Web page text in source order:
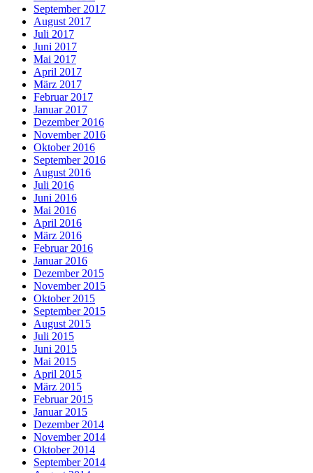
September 2017
August 2017
Juli 2017
Juni 2017
Mai 2017
April 2017
März 2017
Februar 2017
Januar 2017
Dezember 2016
November 2016
Oktober 2016
September 2016
August 2016
Juli 2016
Juni 2016
Mai 2016
April 2016
März 2016
Februar 2016
Januar 2016
Dezember 2015
November 2015
Oktober 2015
September 2015
August 2015
Juli 2015
Juni 2015
Mai 2015
April 2015
März 2015
Februar 2015
Januar 2015
Dezember 2014
November 2014
Oktober 2014
September 2014